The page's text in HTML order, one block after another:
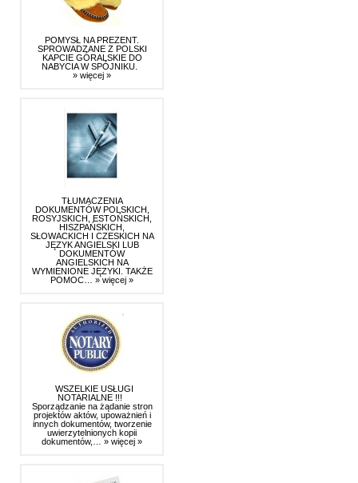
POMYSŁ NA PREZENT.
SPROWADZANE Z POLSKI
KAPCIE GÓRALSKIE DO
NABYCIA W SPÓJNIKU.
» więcej »
TŁUMACZENIA
DOKUMENTÓW POLSKICH,
ROSYJSKICH, ESTOŃSKICH,
HISZPAŃSKICH,
SŁOWACKICH I CZESKICH NA
JĘZYK ANGIELSKI LUB
DOKUMENTÓW
ANGIELSKICH NA
WYMIENIONE JĘZYKI. TAKŻE
POMOC… » więcej »
WSZELKIE USŁUGI
NOTARIALNE !!!
Sporządzanie na żądanie stron
projektów aktów, upoważnień i
innych dokumentów, tworzenie
uwierzytelnionych kopii
dokumentów,… » więcej »